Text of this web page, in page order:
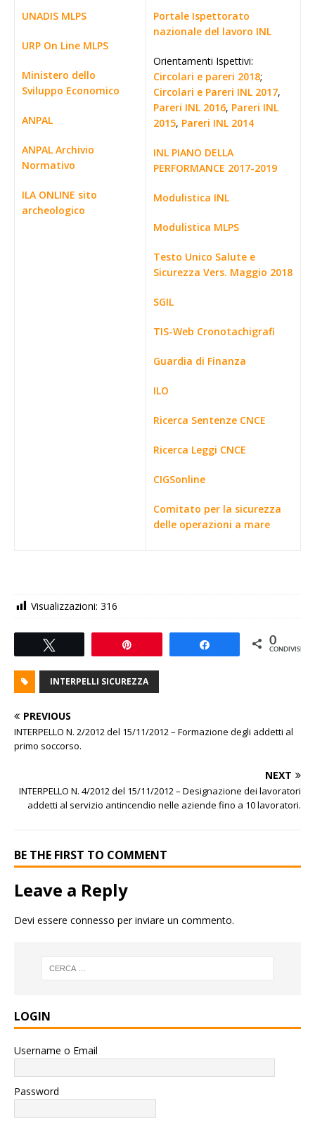
UNADIS MLPS
URP On Line MLPS
Ministero dello
Sviluppo Economico
ANPAL
ANPAL Archivio
Normativo
ILA ONLINE sito
archeologico
Portale Ispettorato
nazionale del lavoro INL
Orientamenti Ispettivi:
Circolari e pareri 2018;
Circolari e Pareri INL 2017,
Pareri INL 2016, Pareri INL
2015, Pareri INL 2014
INL PIANO DELLA
PERFORMANCE 2017-2019
Modulistica INL
Modulistica MLPS
Testo Unico Salute e
Sicurezza Vers. Maggio 2018
SGIL
TIS-Web Cronotachigrafi
Guardia di Finanza
ILO
Ricerca Sentenze CNCE
Ricerca Leggi CNCE
CIGSonline
Comitato per la sicurezza
delle operazioni a mare
Visualizzazioni: 316
0
CONDIVISIONI
INTERPELLI SICUREZZA
PREVIOUS
INTERPELLO N. 2/2012 del 15/11/2012 – Formazione degli addetti al
primo soccorso.
NEXT
INTERPELLO N. 4/2012 del 15/11/2012 – Designazione dei lavoratori
addetti al servizio antincendio nelle aziende fino a 10 lavoratori.
BE THE FIRST TO COMMENT
Leave a Reply
Devi essere connesso per inviare un commento.
LOGIN
Username o Email
Password